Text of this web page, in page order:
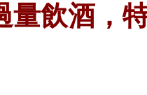
量飲酒，